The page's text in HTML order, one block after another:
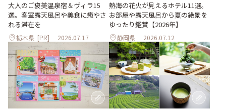
大人のご褒美温泉宿＆ヴィラ15
選。客室露天風呂や美食に癒やさ
れる滞在を
栃木県 [PR] 2026.07.17
熱海の花火が見えるホテル11選。
お部屋や露天風呂から夏の絶景を
ゆったり鑑賞【2026年】
静岡県 2026.07.12